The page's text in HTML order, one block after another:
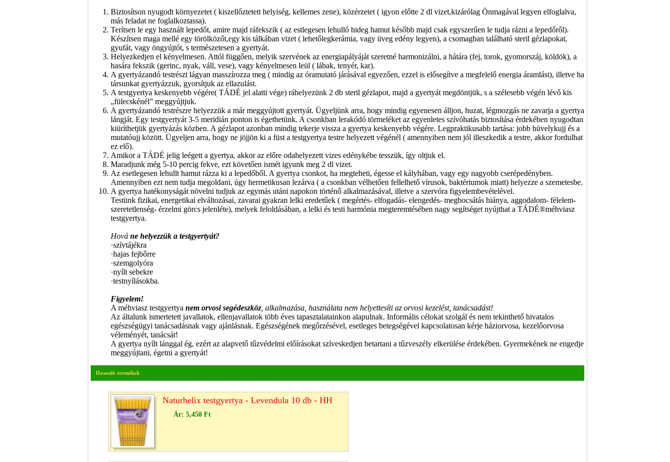
Biztosítson nyugodt környezetet ( kiszellőztetett helyiség, kellemes zene), közérzetet ( igyon előtte 2 dl vizet,kizárólag Önmagával legyen elfoglalva,
más feladat ne foglalkoztassa).
Terítsen le egy használt lepedőt, amire majd ráfekszik ( az estlegesen lehulló hideg hamut később majd csak egyszerűen le tudja rázni a lepedőről).
Készítsen maga mellé egy törölközőt,egy kis tálkában vizet ( lehetőlegkerámia, vagy üveg edény legyen), a csomagban található steril gézlapokat,
gyufát, vagy öngyújtót, s természetesen a gyertyát.
Helyezkedjen el kényelmesen. Attól függően, melyik szervének az energiapályáját szeretné harmonizálni, a hátára (fej, torok, gyomorszáj, köldök), a
hasára fekszik (gerinc, nyak, váll, vese), vagy kényelmesen leül ( lábak, tenyér, kar).
A gyertyázandó testrészt lágyan masszírozza meg ( mindig az óramutató járásával egyezően, ezzel is elősegítve a megfelelő energia áramlást), illetve ha
társunkat gyertyázzuk, gyorsítjuk az ellazulást.
A testgyertya keskenyebb végére( TÁDÉ jel alatti vége) ráhelyezünk 2 db steril gézlapot, majd a gyertyát megdöntjük, s a szélesebb végén lévő kis
„fülecskénél” meggyújtjuk.
A gyertyázandó testrészre helyezzük a már meggyújtott gyertyát. Ügyeljünk arra, hogy mindig egyenesen álljon, huzat, légmozgás ne zavarja a gyertya
lángját. Egy testgyertyát 3-5 meridián ponton is égethetünk. A csonkban lerakódó törmeléket az egyenletes szívóhatás biztosítása érdekében nyugodtan
kiüríthetjük gyertyázás közben. A gézlapot azonban mindig tekerje vissza a gyertya keskenyebb végére. Legpraktikusabb tartása: jobb hüvelykujj és a
mutatóujj között. Ügyeljen arra, hogy ne jöjjön ki a füst a testgyertya testre helyezett végénél ( amennyiben nem jól illeszkedik a testre, akkor fordulhat
ez elő).
Amikor a TÁDÉ jelig leégett a gyertya, akkor az előre odahelyezett vizes edénykébe tesszük, így oltjuk el.
Maradjunk még 5-10 percig fekve, ezt követően ismét igyunk meg 2 dl vizet.
Az esetlegesen lehullt hamut rázza ki a lepedőből. A gyertya csonkot, ha megteheti, égesse el kályhában, vagy egy nagyobb cserépedényben.
Amennyiben ezt nem tudja megoldani, úgy hermetikusan lezárva ( a csonkban vélhetően fellelhető vírusok, baktériumok miatt) helyezze a szemetesbe.
A gyertya hatékonyságát növelni tudjuk az egymás utáni napokon történő alkalmazásával, illetve a szervóra figyelembevételével.
Testünk fizikai, energetikai elváltozásai, zavarai gyakran lelki eredetűek ( megértés- elfogadás- elengedés- megbocsátás hiánya, aggodalom- félelem-
szeretetlenség- érzelmi görcs jelenléte), melyek feloldásában, a lelki és testi harmónia megteremtésében nagy segítséget nyújthat a TÁDÉ®méhviasz
testgyertya.
Hová ne helyezzük a testgyertyát?
·szívtájékra
·hajas fejbőrre
·szemgolyóra
·nyílt sebekre
·testnyílásokba.
Figyelem!
A méhviasz testgyertya nem orvosi segédeszköz , alkalmazása, használata nem helyettesíti az orvosi kezelést, tanácsadást!
Az általunk ismertetett javallatok, ellenjavallatok több éves tapasztalatainkon alapulnak. Informális célokat szolgál és nem tekinthető hivatalos
egészségügyi tanácsadásnak vagy ajánlásnak. Egészségének megőrzésével, esetleges betegségével kapcsolatosan kérje háziorvosa, kezelőorvosa
véleményét, tanácsát!
A gyertya nyílt lánggal ég, ezért az alapvető tűzvédelmi előírásokat szíveskedjen betartani a tűzveszély elkerülése érdekében. Gyermekének ne engedje
meggyújtani, égetni a gyertyát!
Hasonló termékek
Naturhelix testgyertya - Levendula 10 db - HH
Ár: 5,450 Ft